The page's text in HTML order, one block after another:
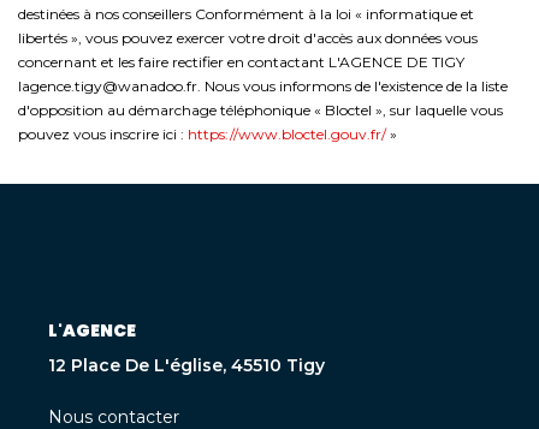
destinées à nos conseillers Conformément à la loi « informatique et
libertés », vous pouvez exercer votre droit d'accès aux données vous
concernant et les faire rectifier en contactant L'AGENCE DE TIGY
lagence.tigy@wanadoo.fr. Nous vous informons de l'existence de la liste
d'opposition au démarchage téléphonique « Bloctel », sur laquelle vous
pouvez vous inscrire ici : https://www.bloctel.gouv.fr/»
L'AGENCE
12 Place De L'église, 45510 Tigy
Nous contacter